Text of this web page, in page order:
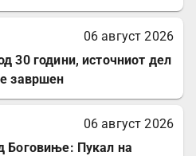
06 август 2026
30 години, источниот дел
завршен
06 август 2026
Боговиње: Пукал на